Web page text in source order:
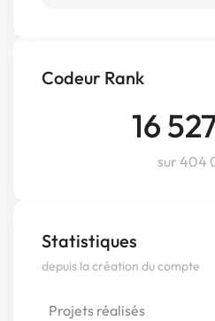
Codeur Rank
16
sur 404
Statistiques
depuis la création du compte
Projets réalisés